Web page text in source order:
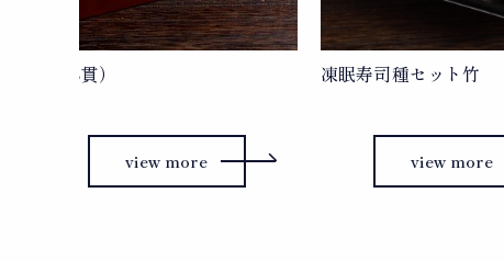
松（8貫）
view more
凍眠寿司種セット竹
view more